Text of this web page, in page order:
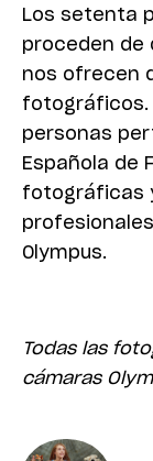
Los setenta
proceden de
nos ofrecen
fotográficos.
personas
Española de
fotográficas
Olympus.
Todas las
cámaras